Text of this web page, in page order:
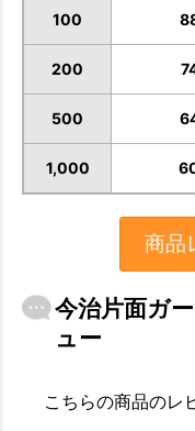
100
200
500
1,000
商品
今治片面ガ
ュー
こちらの商品のレ